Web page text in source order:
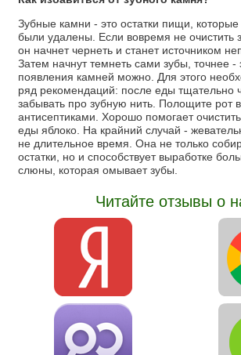
Зубные камни - это остатки пищи,
были удалены. Если вовремя не очистить
он начнет чернеть и станет источником
Затем начнут темнеть сами зубы, точнее
появления камней можно. Для этого
ряд рекомендаций: после еды тщательно
забывать про зубную нить. Полощите рот
антисептиками. Хорошо помогает
еды яблоко. На крайний случай -
не длительное время. Она не только
остатки, но и способствует выработке
слюны, которая омывает зубы.
Читайте отзывы о